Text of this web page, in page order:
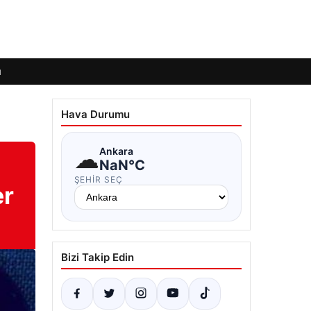
Hava Durumu
☁Ankara
NaN°C
ŞEHIR SEÇ
Bizi Takip Edin